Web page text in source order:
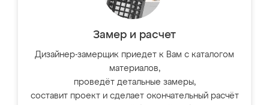
Замер и расчет
Дизайнер-замерщик приедет к Вам с каталогом
материалов,
проведёт детальные замеры,
составит проект и сделает окончательный расчёт